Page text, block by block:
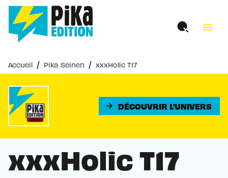
MENU RECHERCHE
PIED DE PAGE
menu
Accueil / Pika Seinen / xxxHolic T17
arrow_forward DÉCOUVRIR L'UNIVERS
xxxHolic T17